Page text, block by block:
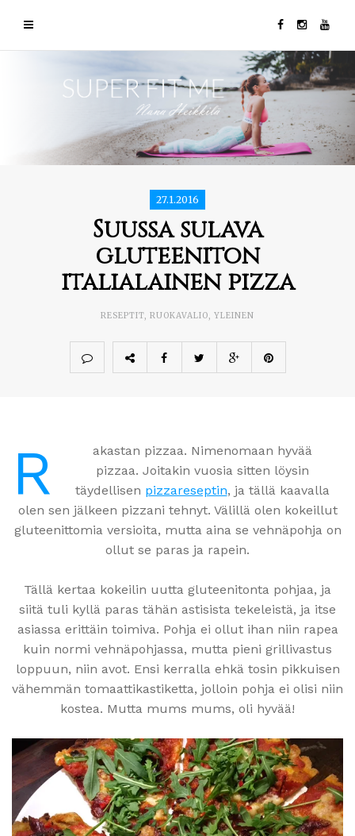
27.1.2016
Suussa sulava
gluteeniton
italialainen pizza
RESEPTIT, RUOKAVALIO, YLEINEN
R
akastan pizzaa. Nimenomaan hyvää
pizzaa. Joitakin vuosia sitten löysin
täydellisen pizzareseptin, ja tällä kaavalla
olen sen jälkeen pizzani tehnyt. Välillä olen kokeillut
gluteenittomia versioita, mutta aina se vehnäpohja on
ollut se paras ja rapein.
Tällä kertaa kokeilin uutta gluteenitonta pohjaa, ja
siitä tuli kyllä paras tähän astisista tekeleistä, ja itse
asiassa erittäin toimiva. Pohja ei ollut ihan niin rapea
kuin normi vehnäpohjassa, mutta pieni grillivastus
loppuun, niin avot. Ensi kerralla ehkä tosin pikkuisen
vähemmän tomaattikastiketta, jolloin pohja ei olisi niin
kostea. Mutta mums mums, oli hyvää!